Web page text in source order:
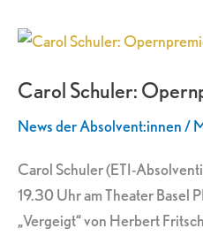
Carol Schuler:
News der Absolvent:innen/
Carol Schuler (ETI-
19.30 Uhr am Theater Basel
„Vergeigt“ von Herbert
Carol
Opernpremiere